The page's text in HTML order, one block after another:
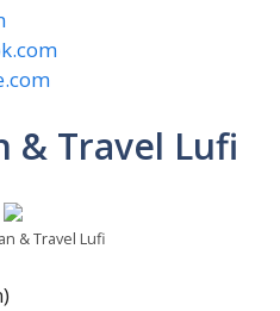
& Travel Lufi
& Travel Lufi